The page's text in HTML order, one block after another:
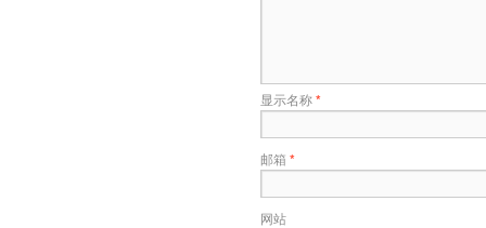
显示名称*
邮箱 *
网站